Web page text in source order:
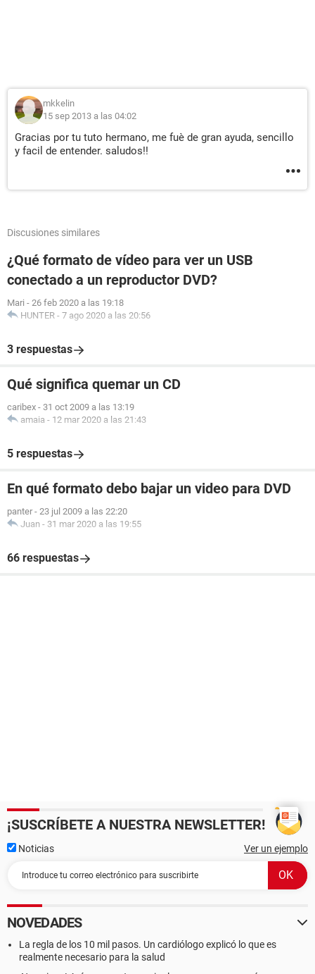
mkkelin
15 sep 2013 a las 04:02
Gracias por tu tuto hermano, me fuè de gran ayuda, sencillo
y facil de entender. saludos!!
Discusiones similares
¿Qué formato de vídeo para ver un USB
conectado a un reproductor DVD?
Mari - 26 feb 2020 a las 19:18
HUNTER - 7 ago 2020 a las 20:56
3 respuestas
Qué significa quemar un CD
caribex - 31 oct 2009 a las 13:19
amaia - 12 mar 2020 a las 21:43
5 respuestas
En qué formato debo bajar un video para DVD
panter - 23 jul 2009 a las 22:20
Juan - 31 mar 2020 a las 19:55
66 respuestas
¡SUSCRÍBETE A NUESTRA NEWSLETTER!
Noticias Ver un ejemplo
NOVEDADES
La regla de los 10 mil pasos. Un cardiólogo explicó lo que es
realmente necesario para la salud